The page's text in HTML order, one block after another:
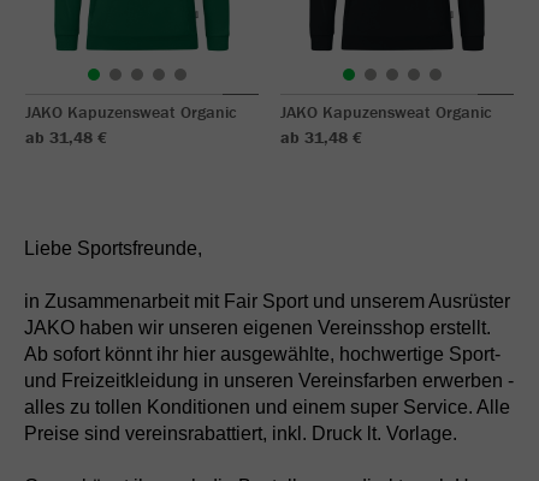
JAKO Kapuzensweat Organic
ab 31,48 €
JAKO Kapuzensweat Organic
ab 31,48 €
Liebe Sportsfreunde,
in Zusammenarbeit mit Fair Sport und unserem Ausrüster
JAKO haben wir unseren eigenen Vereinsshop erstellt.
Ab sofort könnt ihr hier ausgewählte, hochwertige Sport-
und Freizeitkleidung in unseren Vereinsfarben erwerben -
alles zu tollen Konditionen und einem super Service. Alle
Preise sind vereinsrabattiert, inkl. Druck lt. Vorlage.